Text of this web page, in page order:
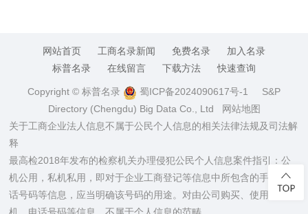
网站首页 工商名录新闻 免费名录
加入名录
标普名录
在线留言 下载方法 快速查询
Copyright © 标普名录 蜀ICP备2024090617号-1 S&P
Directory (Chengdu) Big Data Co., Ltd
网站地图
关于工商企业法人信息不属于公民个人信息的相关法律法规及司法解
释
最高检2018年发布的检察机关办理侵犯公民个人信息案件指引：公
机公用，私机私用，即对于企业工商登记等信息中所包含的手机、电
话号码等信息，应当明确该号码的用途。对由公司购买、使用的手